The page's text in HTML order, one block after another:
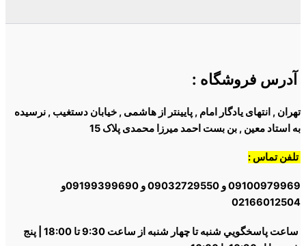
آدرس فروشگاه :
تهران , انتهای یادگار امام , پایینتر از هاشمی , خیابان دستغیب , نرسیده
به استاد معین , بن بست احمد میرزا محمدی پلاک 15
تلفن تماس :
09100979969 و 09032729550 و 09199399690و
02166012504
ساعت پاسخگويي شنبه تا چهار شنبه از ساعت 9:30 تا 18:00 | پنج